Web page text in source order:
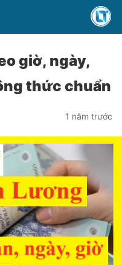
giờ, ngày,
thức chuẩn
1 năm trước